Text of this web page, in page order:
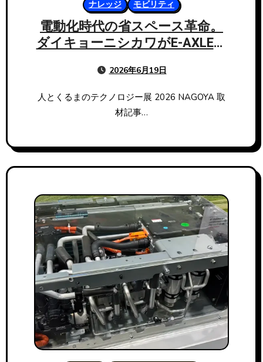
ナレッジ モビリティ
電動化時代の省スペース革命。
ダイキョーニシカワがE-AXLEに
2026年6月19日
人とくるまのテクノロジー展 2026 NAGOYA 取
材記事…